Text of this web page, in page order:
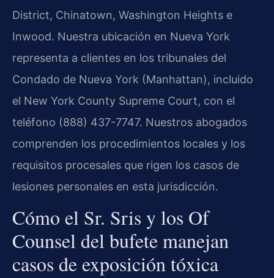
District, Chinatown, Washington Heights e
Inwood. Nuestra ubicación en Nueva York
representa a clientes en los tribunales del
Condado de Nueva York (Manhattan), incluido
el New York County Supreme Court, con el
teléfono (888) 437-7747. Nuestros abogados
comprenden los procedimientos locales y los
requisitos procesales que rigen los casos de
lesiones personales en esta jurisdicción.
Cómo el Sr. Sris y los Of
Counsel del bufete manejan
casos de exposición tóxica